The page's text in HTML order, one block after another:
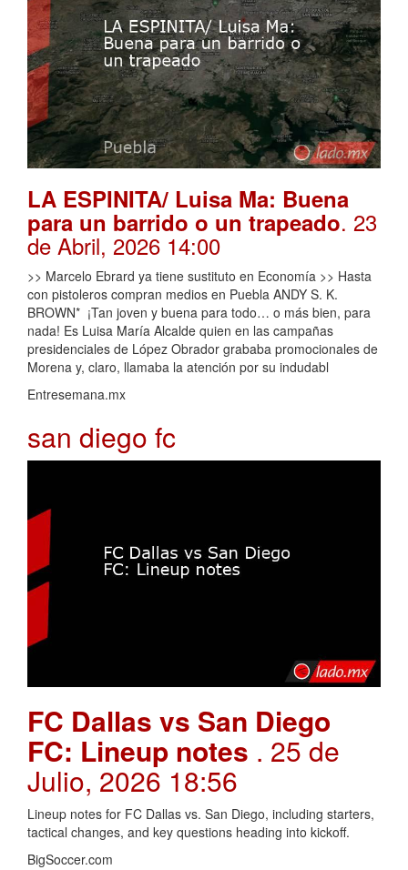
LA ESPINITA/ Luisa Ma: Buena
para un barrido o un trapeado. 23
de Abril, 2026 14:00
>> Marcelo Ebrard ya tiene sustituto en Economía >> Hasta
con pistoleros compran medios en Puebla ANDY S. K.
BROWN* ¡Tan joven y buena para todo… o más bien, para
nada! Es Luisa María Alcalde quien en las campañas
presidenciales de López Obrador grababa promocionales de
Morena y, claro, llamaba la atención por su indudabl
Entresemana.mx
san diego fc
FC Dallas vs San Diego
FC: Lineup notes . 25 de
Julio, 2026 18:56
Lineup notes for FC Dallas vs. San Diego, including starters,
tactical changes, and key questions heading into kickoff.
BigSoccer.com